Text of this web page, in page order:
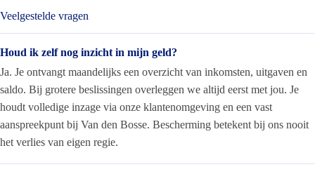
Veelgestelde vragen
Houd ik zelf nog inzicht in mijn geld?
Ja. Je ontvangt maandelijks een overzicht van inkomsten, uitgaven en
saldo. Bij grotere beslissingen overleggen we altijd eerst met jou. Je
houdt volledige inzage via onze klantenomgeving en een vast
aanspreekpunt bij Van den Bosse. Bescherming betekent bij ons nooit
het verlies van eigen regie.